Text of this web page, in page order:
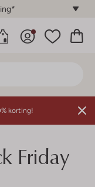
korting!
Friday